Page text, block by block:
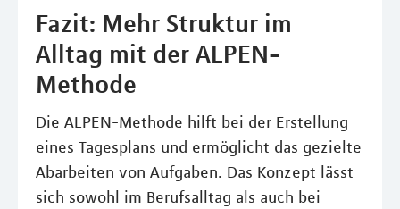
Fazit: Mehr Struktur im
Alltag mit der ALPEN-
Methode
Die ALPEN-Methode hilft bei der Erstellung
eines Tagesplans und ermöglicht das gezielte
Abarbeiten von Aufgaben. Das Konzept lässt
sich sowohl im Berufsalltag als auch bei